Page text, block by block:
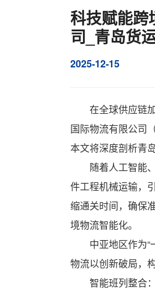
科技赋能跨
司_青岛货
2025-12-15
在全球供应链
国际物流有限公司
本文将深度剖析青
随着人工智能
件工程机械运输，
缩通关时间，确保
境物流智能化。
中亚地区作为
物流以创新破局，
智能班列整合